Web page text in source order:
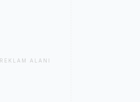
REKLAM ALANI